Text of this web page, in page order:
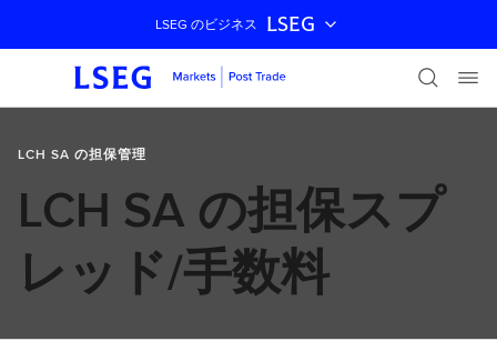
ナビゲーションをスキップ
LSEG のビジネス LSEG
LCH SA の担保管理
LCH SA の担保スプ
レッド/手数料